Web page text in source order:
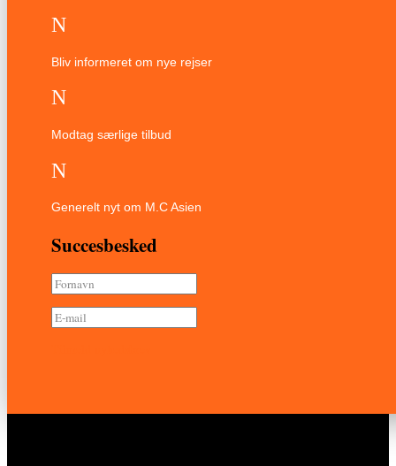
N
Bliv informeret om nye rejser
N
Modtag særlige tilbud
N
Generelt nyt om M.C Asien
Succesbesked